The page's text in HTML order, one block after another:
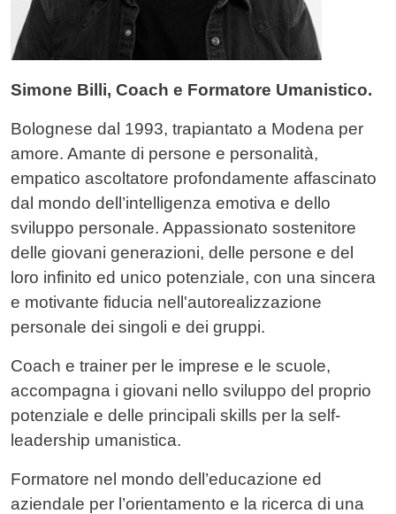
Simone Billi, Coach e Formatore Umanistico.
Bolognese dal 1993, trapiantato a Modena per
amore. Amante di persone e personalità,
empatico ascoltatore profondamente affascinato
dal mondo dell’intelligenza emotiva e dello
sviluppo personale. Appassionato sostenitore
delle giovani generazioni, delle persone e del
loro infinito ed unico potenziale, con una sincera
e motivante fiducia nell'autorealizzazione
personale dei singoli e dei gruppi.
Coach e trainer per le imprese e le scuole,
accompagna i giovani nello sviluppo del proprio
potenziale e delle principali skills per la self-
leadership umanistica.
Formatore nel mondo dell’educazione ed
aziendale per l’orientamento e la ricerca di una